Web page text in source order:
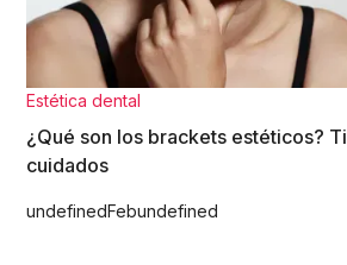
Estética dental
¿Qué son los brackets estéticos?
cuidados
undefinedFebundefined